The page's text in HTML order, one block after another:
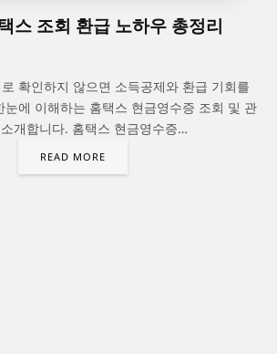
스 조회 환급 노하우 총정리
확인하지 않으면 소득공제와 환급 기회를
눈에 이해하는 홈택스 현금영수증 조회 및 관
개합니다. 홈택스 현금영수증…
READ MORE